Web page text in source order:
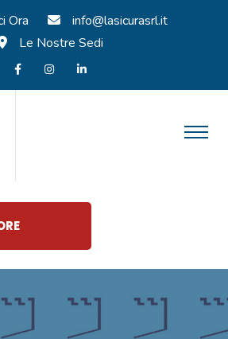
Ora
info@lasicurasrl.it
Le Nostre Sedi